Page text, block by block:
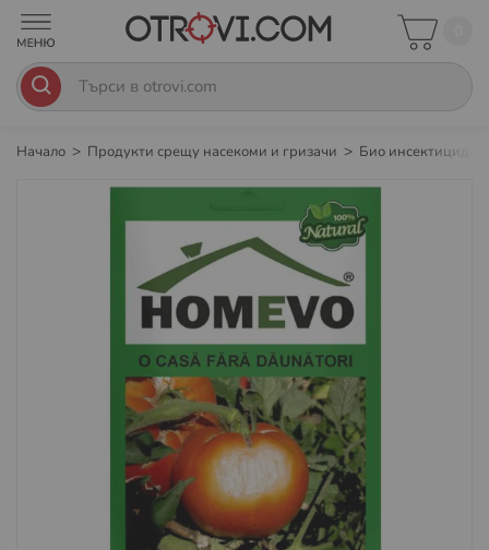
Начало Продукти срещу насекоми и гризачи Био инсектициди
изображенията